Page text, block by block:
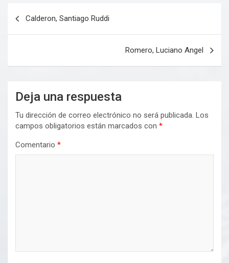
Calderon, Santiago Ruddi
Romero, Luciano Angel
Deja una respuesta
Tu dirección de correo electrónico no será publicada. Los
campos obligatorios están marcados con *
Comentario *